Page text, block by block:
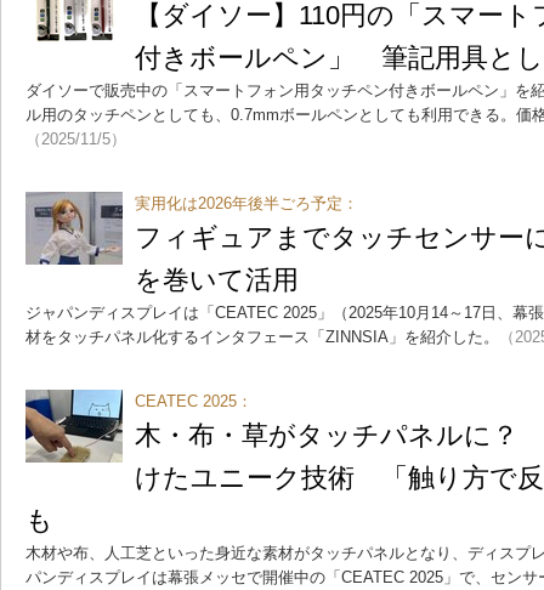
【ダイソー】110円の「スマー
付きボールペン」 筆記用具と
ダイソーで販売中の「スマートフォン用タッチペン付きボールペン」を
ル用のタッチペンとしても、0.7mmボールペンとしても利用できる。価
（2025/11/5）
実用化は2026年後半ごろ予定：
フィギュアまでタッチセンサー
を巻いて活用
ジャパンディスプレイは「CEATEC 2025」（2025年10月14～17日、幕
材をタッチパネル化するインタフェース「ZINNSIA」を紹介した。
（
CEATEC 2025：
木・布・草がタッチパネルに？
けたユニーク技術 「触り方で
も
木材や布、人工芝といった身近な素材がタッチパネルとなり、ディス
パンディスプレイは幕張メッセで開催中の「CEATEC 2025」で、セン